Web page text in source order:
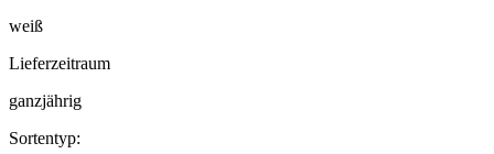
weiß
Lieferzeitraum
ganzjährig
Sortentyp: